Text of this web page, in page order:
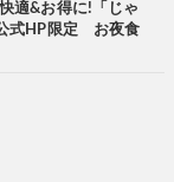
適&お得に!「じゃ
式HP限定 お夜食